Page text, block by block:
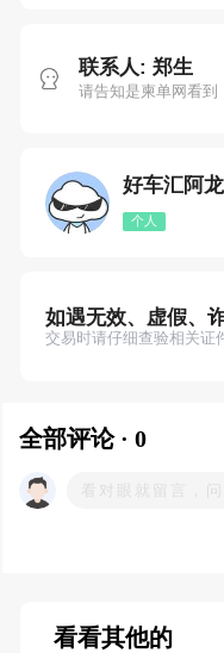
联系人: 郑生
请告知是柬单网看到
好车汇阿龙
个人
如遇无效、虚假、
交易时请仔细查验相关证
全部评论 · 0
看看其他的